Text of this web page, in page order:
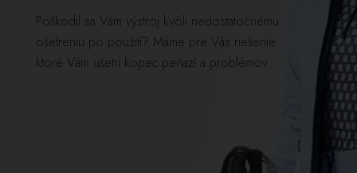
Poškodil sa Vám výstroj kvôli nedostatočnému
ošetreniu po použití? Máme pre Vás riešenie
ktoré Vám ušetrí kopec peňazí a problémov.